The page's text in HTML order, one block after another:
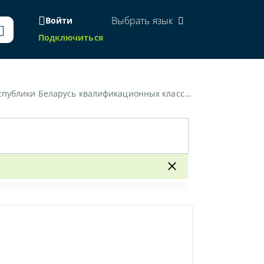
Войти
Подключиться
Выбрать язык
Беларусь квалификационных классов»